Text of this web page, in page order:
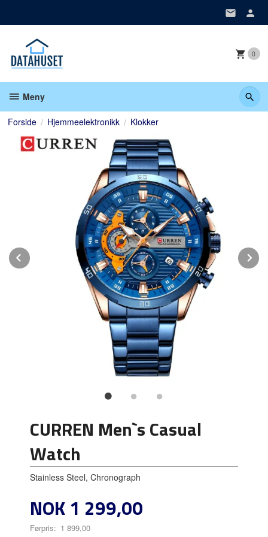
0
Meny
Forside Hjemmeelektronikk Klokker
Prev
CURREN Men`s Casual
Watch
Stainless Steel, Chronograph
Tilbud
NOK1 299,00
Førpris: 1 899,00